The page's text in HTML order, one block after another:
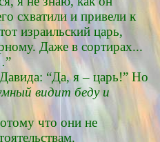
схватили и привели к
израильский царь,
Даже в сортирах...
“Да, я – царь!” Но
видит беду и
что они не